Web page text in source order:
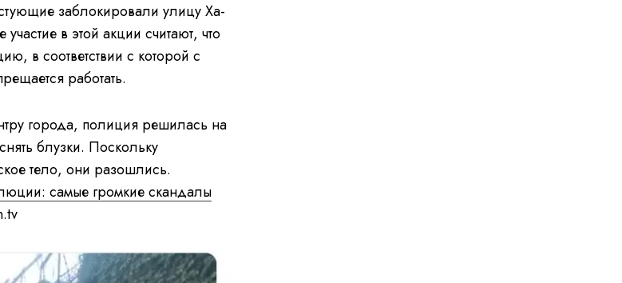
заблокировали улицу Ха-
в этой акции считают, что
в соответствии с которой с
работать.
города, полиция решилась на
блузки. Поскольку
тело, они разошлись.
самые громкие скандалы